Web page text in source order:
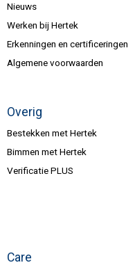
Nieuws
Werken bij Hertek
Erkenningen en certificeringen
Algemene voorwaarden
Overig
Bestekken met Hertek
Bimmen met Hertek
Verificatie PLUS
Care